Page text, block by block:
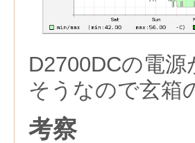
D2700DCの電
そうなので玄箱
考察